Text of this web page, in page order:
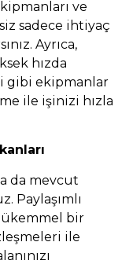
ve
sadece ihtiyaç
Ayrıca,
hızda
gibi ekipmanlar
ile işinizi hızla
da mevcut
Paylaşımlı
bir
ile